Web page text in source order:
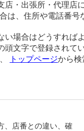
店・出張所・代理店
は、住所や電話番号
い場合はどうすれば
頭文字で登録されて
トップページから検
、店番との違い、確